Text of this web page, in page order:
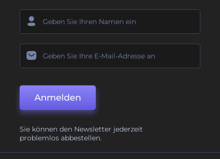
Anmelden
Sie können den Newsletter jederzeit
problemlos abbestellen.